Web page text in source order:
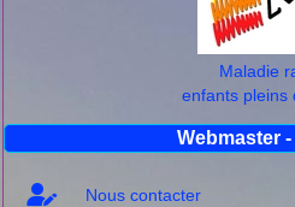
Maladie
enfants pleins
Webmaster
Nous contacter